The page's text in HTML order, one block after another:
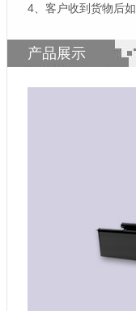
4、客户收到货物后
产品展示